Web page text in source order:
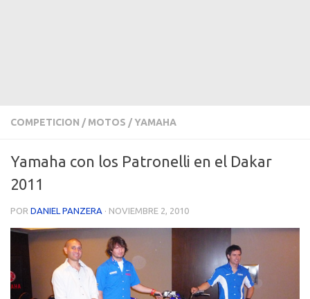
COMPETICION / MOTOS / YAMAHA
Yamaha con los Patronelli en el Dakar
2011
POR DANIEL PANZERA · NOVIEMBRE 2, 2010